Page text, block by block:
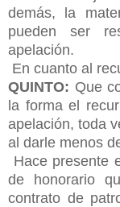
demás, la
pueden ser
apelación.
En cuanto al
QUINTO: Que
la forma el
apelación, toda
al darle menos
Hace presente
de honorario
contrato de